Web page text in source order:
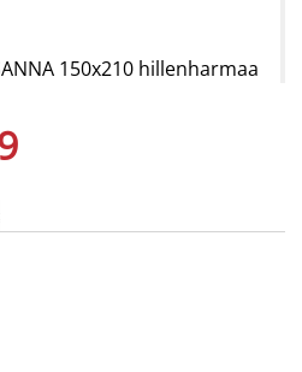
150x210 hillenharmaa